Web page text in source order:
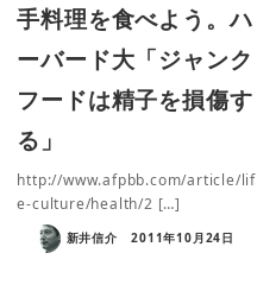
手料理を食べよう。ハ
ーバード大「ジャンク
フードは精子を損傷す
る」
http://www.afpbb.com/article/lif
e-culture/health/2 […]
新井信介 2011年10月24日